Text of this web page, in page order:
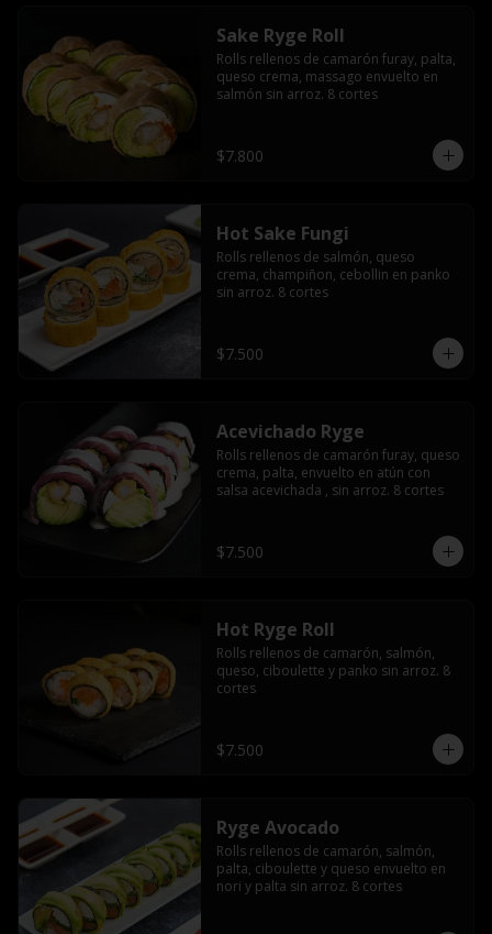
Sake Ryge Roll
Rolls rellenos de camarón furay, palta,
queso crema, massago envuelto en
salmón sin arroz. 8 cortes
$7.800
Hot Sake Fungi
Rolls rellenos de salmón, queso
crema, champiñon, cebollin en panko
sin arroz. 8 cortes
$7.500
Acevichado Ryge
Rolls rellenos de camarón furay, queso
crema, palta, envuelto en atún con
salsa acevichada , sin arroz. 8 cortes
$7.500
Hot Ryge Roll
Rolls rellenos de camarón, salmón,
queso, ciboulette y panko sin arroz. 8
cortes
$7.500
Ryge Avocado
Rolls rellenos de camarón, salmón,
palta, ciboulette y queso envuelto en
nori y palta sin arroz. 8 cortes